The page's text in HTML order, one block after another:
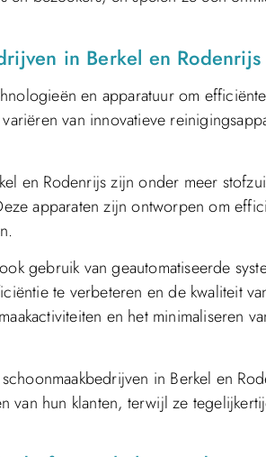
in Berkel en Rodenrijs
en apparatuur om
van innovatieve
en Rodenrijs zijn onder meer
apparaten zijn ontworpen om
gebruik van geautomatiseerde
te verbeteren en de kwaliteit
en het minimaliseren
in Berkel en
van hun klanten, terwijl ze